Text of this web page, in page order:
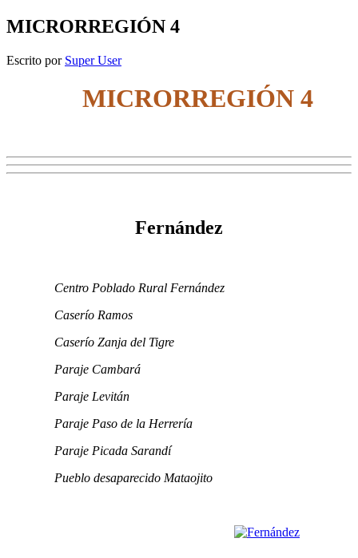
MICRORREGIÓN 4
Escrito por Super User
MICRORREGIÓN 4
Fernández
Centro Poblado Rural Fernández
Caserío Ramos
Caserío Zanja del Tigre
Paraje Cambará
Paraje Levitán
Paraje Paso de la Herrería
Paraje Picada Sarandí
Pueblo desaparecido Mataojito